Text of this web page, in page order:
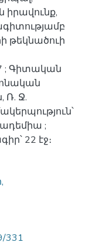
թեկնածուի
; Գիտական
Ռ. Ջ.
;
22 էջ։
331